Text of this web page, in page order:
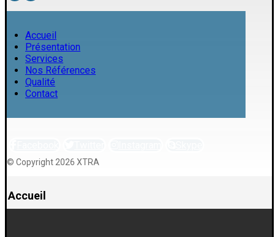
Accueil
Présentation
Services
Nos Références
Qualité
Contact
© Copyright 2026 XTRA
Accueil